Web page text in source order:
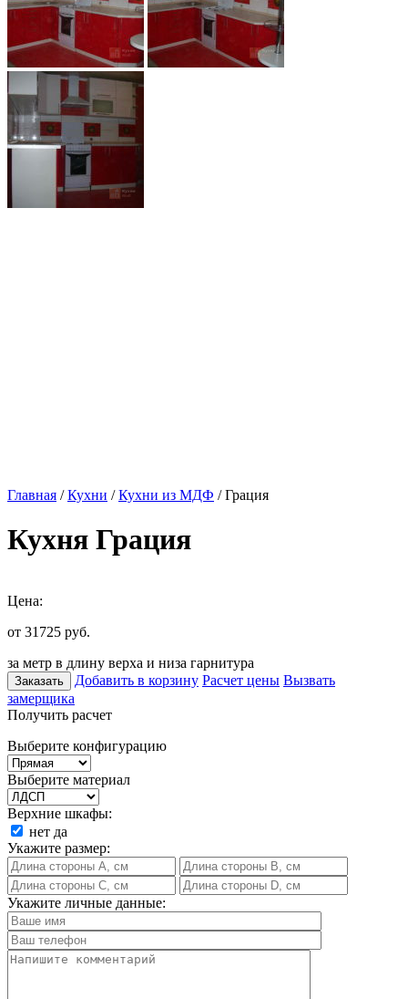
Главная /Кухни /Кухни из МДФ / Грация
Кухня Грация
Цена:
от 31725 руб.
за метр в длину верха и низа гарнитура
Заказать Добавить в корзину Расчет цены Вызвать
замерщика
Получить расчет
Выберите конфигурацию
Выберите материал
Верхние шкафы:
нет да
Укажите размер:
Укажите личные данные: